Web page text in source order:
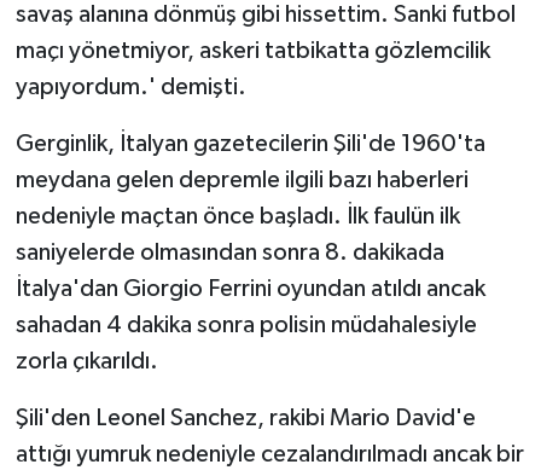
savaş alanına dönmüş gibi hissettim. Sanki futbol
maçı yönetmiyor, askeri tatbikatta gözlemcilik
yapıyordum.' demişti.
Gerginlik, İtalyan gazetecilerin Şili'de 1960'ta
meydana gelen depremle ilgili bazı haberleri
nedeniyle maçtan önce başladı. İlk faulün ilk
saniyelerde olmasından sonra 8. dakikada
İtalya'dan Giorgio Ferrini oyundan atıldı ancak
sahadan 4 dakika sonra polisin müdahalesiyle
zorla çıkarıldı.
Şili'den Leonel Sanchez, rakibi Mario David'e
attığı yumruk nedeniyle cezalandırılmadı ancak bir